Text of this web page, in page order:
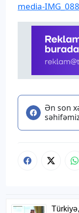
media-
Ən son